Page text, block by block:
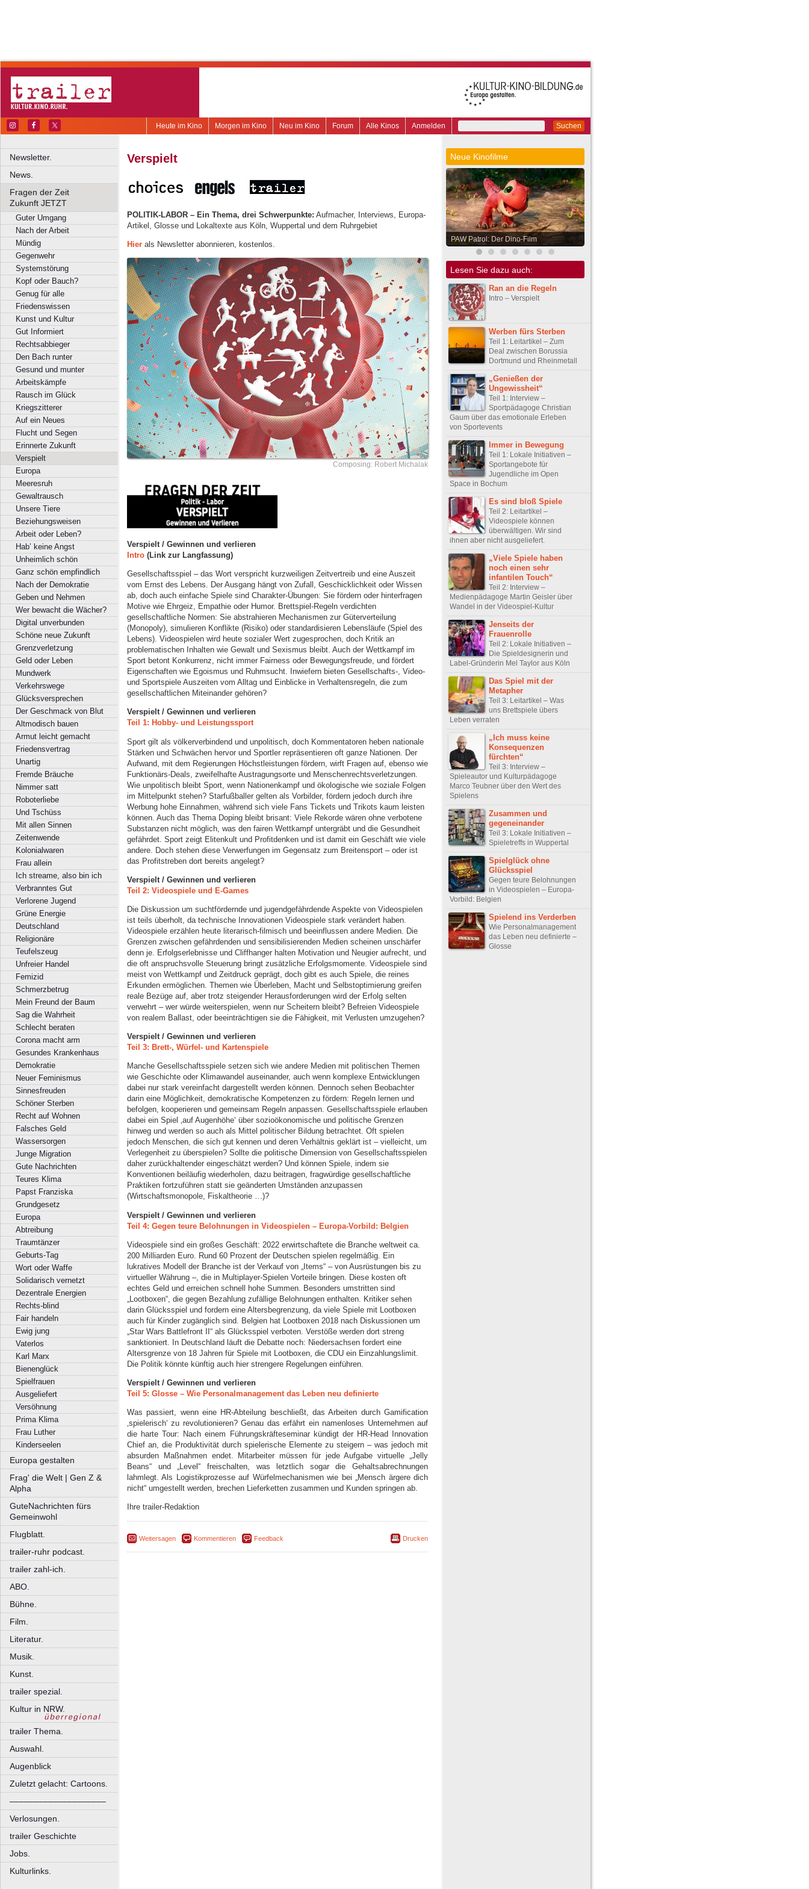
Suchen
Anmelden
Alle Kinos
Forum
Neu im Kino
Morgen im Kino
Heute im Kino
Newsletter.
News.
Fragen der Zeit
Zukunft JETZT
Guter Umgang
Nach der Arbeit
Mündig
Gegenwehr
Systemstörung
Kopf oder Bauch?
Genug für alle
Friedenswissen
Kunst und Kultur
Gut Informiert
Rechtsabbieger
Den Bach runter
Gesund und munter
Arbeitskämpfe
Rausch im Glück
Kriegszitterer
Auf ein Neues
Flucht und Segen
Erinnerte Zukunft
Verspielt
Europa
Meeresruh
Gewaltrausch
Unsere Tiere
Beziehungsweisen
Arbeit oder Leben?
Hab’ keine Angst
Unheimlich schön
Ganz schön empfindlich
Nach der Demokratie
Geben und Nehmen
Wer bewacht die Wächer?
Digital unverbunden
Schöne neue Zukunft
Grenzverletzung
Geld oder Leben
Mundwerk
Verkehrswege
Glücksversprechen
Der Geschmack von Blut
Altmodisch bauen
Armut leicht gemacht
Friedensvertrag
Unartig
Fremde Bräuche
Nimmer satt
Roboterliebe
Und Tschüss
Mit allen Sinnen
Zeitenwende
Kolonialwaren
Frau allein
Ich streame, also bin ich
Verbranntes Gut
Verlorene Jugend
Grüne Energie
Deutschland
Religionäre
Teufelszeug
Unfreier Handel
Femizid
Schmerzbetrug
Mein Freund der Baum
Sag die Wahrheit
Schlecht beraten
Corona macht arm
Gesundes Krankenhaus
Demokratie
Neuer Feminismus
Sinnesfreuden
Schöner Sterben
Recht auf Wohnen
Falsches Geld
Wassersorgen
Junge Migration
Gute Nachrichten
Teures Klima
Papst Franziska
Grundgesetz
Europa
Abtreibung
Traumtänzer
Geburts-Tag
Wort oder Waffe
Solidarisch vernetzt
Dezentrale Energien
Rechts-blind
Fair handeln
Ewig jung
Vaterlos
Karl Marx
Bienenglück
Spielfrauen
Ausgeliefert
Versöhnung
Prima Klima
Frau Luther
Kinderseelen
Europa gestalten
Frag' die Welt | Gen Z &
Alpha
GuteNachrichten fürs
Gemeinwohl
Flugblatt.
trailer-ruhr podcast.
trailer zahl-ich.
ABO.
Bühne.
Film.
Literatur.
Musik.
Kunst.
trailer spezial.
Kultur in NRW.
trailer Thema.
Auswahl.
Augenblick
Zuletzt gelacht: Cartoons.
––––––––––––––––––––
Verlosungen.
trailer Geschichte
Jobs.
Kulturlinks.
Verspielt
POLITIK-LABOR – Ein Thema, drei Schwerpunkte: Aufmacher, Interviews, Europa-
Artikel, Glosse und Lokaltexte aus Köln, Wuppertal und dem Ruhrgebiet
Hier als Newsletter abonnieren, kostenlos.
Composing: Robert Michalak
Verspielt / Gewinnen und verlieren
Intro (Link zur Langfassung)
Gesellschaftsspiel – das Wort verspricht kurzweiligen Zeitvertreib und eine Auszeit
vom Ernst des Lebens. Der Ausgang hängt von Zufall, Geschicklichkeit oder Wissen
ab, doch auch einfache Spiele sind Charakter-Übungen: Sie fördern oder hinterfragen
Motive wie Ehrgeiz, Empathie oder Humor. Brettspiel-Regeln verdichten
gesellschaftliche Normen: Sie abstrahieren Mechanismen zur Güterverteilung
(Monopoly), simulieren Konflikte (Risiko) oder standardisieren Lebensläufe (Spiel des
Lebens). Videospielen wird heute sozialer Wert zugesprochen, doch Kritik an
problematischen Inhalten wie Gewalt und Sexismus bleibt. Auch der Wettkampf im
Sport betont Konkurrenz, nicht immer Fairness oder Bewegungsfreude, und fördert
Eigenschaften wie Egoismus und Ruhmsucht. Inwiefern bieten Gesellschafts-, Video-
und Sportspiele Auszeiten vom Alltag und Einblicke in Verhaltensregeln, die zum
gesellschaftlichen Miteinander gehören?
Verspielt / Gewinnen und verlieren
Teil 1: Hobby- und Leistungssport
Sport gilt als völkerverbindend und unpolitisch, doch Kommentatoren heben nationale
Stärken und Schwächen hervor und Sportler repräsentieren oft ganze Nationen. Der
Aufwand, mit dem Regierungen Höchstleistungen fördern, wirft Fragen auf, ebenso wie
Funktionärs-Deals, zweifelhafte Austragungsorte und Menschenrechtsverletzungen.
Wie unpolitisch bleibt Sport, wenn Nationenkampf und ökologische wie soziale Folgen
im Mittelpunkt stehen? Starfußballer gelten als Vorbilder, fördern jedoch durch ihre
Werbung hohe Einnahmen, während sich viele Fans Tickets und Trikots kaum leisten
können. Auch das Thema Doping bleibt brisant: Viele Rekorde wären ohne verbotene
Substanzen nicht möglich, was den fairen Wettkampf untergräbt und die Gesundheit
gefährdet. Sport zeigt Elitenkult und Profitdenken und ist damit ein Geschäft wie viele
andere. Doch stehen diese Verwerfungen im Gegensatz zum Breitensport – oder ist
das Profitstreben dort bereits angelegt?
Verspielt / Gewinnen und verlieren
Teil 2: Videospiele und E-Games
Die Diskussion um suchtfördernde und jugendgefährdende Aspekte von Videospielen
ist teils überholt, da technische Innovationen Videospiele stark verändert haben.
Videospiele erzählen heute literarisch-filmisch und beeinflussen andere Medien. Die
Grenzen zwischen gefährdenden und sensibilisierenden Medien scheinen unschärfer
denn je. Erfolgserlebnisse und Cliffhanger halten Motivation und Neugier aufrecht, und
die oft anspruchsvolle Steuerung bringt zusätzliche Erfolgsmomente. Videospiele sind
meist von Wettkampf und Zeitdruck geprägt, doch gibt es auch Spiele, die reines
Erkunden ermöglichen. Themen wie Überleben, Macht und Selbstoptimierung greifen
reale Bezüge auf, aber trotz steigender Herausforderungen wird der Erfolg selten
verwehrt – wer würde weiterspielen, wenn nur Scheitern bleibt? Befreien Videospiele
von realem Ballast, oder beeinträchtigen sie die Fähigkeit, mit Verlusten umzugehen?
Verspielt / Gewinnen und verlieren
Teil 3: Brett-, Würfel- und Kartenspiele
Manche Gesellschaftsspiele setzen sich wie andere Medien mit politischen Themen
wie Geschichte oder Klimawandel auseinander, auch wenn komplexe Entwicklungen
dabei nur stark vereinfacht dargestellt werden können. Dennoch sehen Beobachter
darin eine Möglichkeit, demokratische Kompetenzen zu fördern: Regeln lernen und
befolgen, kooperieren und gemeinsam Regeln anpassen. Gesellschaftsspiele erlauben
dabei ein Spiel ‚auf Augenhöhe‘ über sozioökonomische und politische Grenzen
hinweg und werden so auch als Mittel politischer Bildung betrachtet. Oft spielen
jedoch Menschen, die sich gut kennen und deren Verhältnis geklärt ist – vielleicht, um
Verlegenheit zu überspielen? Sollte die politische Dimension von Gesellschaftsspielen
daher zurückhaltender eingeschätzt werden? Und können Spiele, indem sie
Konventionen beiläufig wiederholen, dazu beitragen, fragwürdige gesellschaftliche
Praktiken fortzuführen statt sie geänderten Umständen anzupassen
(Wirtschaftsmonopole, Fiskaltheorie …)?
Verspielt / Gewinnen und verlieren
Teil 4: Gegen teure Belohnungen in Videospielen – Europa-Vorbild: Belgien
Videospiele sind ein großes Geschäft: 2022 erwirtschaftete die Branche weltweit ca.
200 Milliarden Euro. Rund 60 Prozent der Deutschen spielen regelmäßig. Ein
lukratives Modell der Branche ist der Verkauf von „Items“ – von Ausrüstungen bis zu
virtueller Währung –, die in Multiplayer-Spielen Vorteile bringen. Diese kosten oft
echtes Geld und erreichen schnell hohe Summen. Besonders umstritten sind
„Lootboxen“, die gegen Bezahlung zufällige Belohnungen enthalten. Kritiker sehen
darin Glücksspiel und fordern eine Altersbegrenzung, da viele Spiele mit Lootboxen
auch für Kinder zugänglich sind. Belgien hat Lootboxen 2018 nach Diskussionen um
„Star Wars Battlefront II“ als Glücksspiel verboten. Verstöße werden dort streng
sanktioniert. In Deutschland läuft die Debatte noch: Niedersachsen fordert eine
Altersgrenze von 18 Jahren für Spiele mit Lootboxen, die CDU ein Einzahlungslimit.
Die Politik könnte künftig auch hier strengere Regelungen einführen.
Verspielt / Gewinnen und verlieren
Teil 5: Glosse – Wie Personalmanagement das Leben neu definierte
Was passiert, wenn eine HR-Abteilung beschließt, das Arbeiten durch Gamification
‚spielerisch‘ zu revolutionieren? Genau das erfährt ein namenloses Unternehmen auf
die harte Tour: Nach einem Führungskräfteseminar kündigt der HR-Head Innovation
Chief an, die Produktivität durch spielerische Elemente zu steigern – was jedoch mit
absurden Maßnahmen endet. Mitarbeiter müssen für jede Aufgabe virtuelle „Jelly
Beans“ und „Level“ freischalten, was letztlich sogar die Gehaltsabrechnungen
lahmlegt. Als Logistikprozesse auf Würfelmechanismen wie bei „Mensch ärgere dich
nicht“ umgestellt werden, brechen Lieferketten zusammen und Kunden springen ab.
Ihre trailer-Redaktion
Weitersagen Kommentieren Feedback Drucken
Neue Kinofilme
PAW Patrol: Der Dino-Film
Lesen Sie dazu auch:
Ran an die Regeln
Intro – Verspielt
Werben fürs Sterben
Teil 1: Leitartikel – Zum
Deal zwischen Borussia
Dortmund und Rheinmetall
„Genießen der
Ungewissheit“
Teil 1: Interview –
Sportpädagoge Christian
Gaum über das emotionale Erleben
von Sportevents
Immer in Bewegung
Teil 1: Lokale Initiativen –
Sportangebote für
Jugendliche im Open
Space in Bochum
Es sind bloß Spiele
Teil 2: Leitartikel –
Videospiele können
überwältigen. Wir sind
ihnen aber nicht ausgeliefert.
„Viele Spiele haben
noch einen sehr
infantilen Touch“
Teil 2: Interview –
Medienpädagoge Martin Geisler über
Wandel in der Videospiel-Kultur
Jenseits der
Frauenrolle
Teil 2: Lokale Initiativen –
Die Spieldesignerin und
Label-Gründerin Mel Taylor aus Köln
Das Spiel mit der
Metapher
Teil 3: Leitartikel – Was
uns Brettspiele übers
Leben verraten
„Ich muss keine
Konsequenzen
fürchten“
Teil 3: Interview –
Spieleautor und Kulturpädagoge
Marco Teubner über den Wert des
Spielens
Zusammen und
gegeneinander
Teil 3: Lokale Initiativen –
Spieletreffs in Wuppertal
Spielglück ohne
Glücksspiel
Gegen teure Belohnungen
in Videospielen – Europa-
Vorbild: Belgien
Spielend ins Verderben
Wie Personalmanagement
das Leben neu definierte –
Glosse